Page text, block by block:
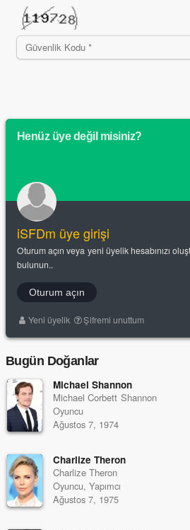
Henüz üye değil misiniz?
iSFDm üye girişi
Oturum açın veya yeni üyelik hesabınızı
bulunun..
Oturum açın
Yeni üyelik Şifremi unuttum
Bugün Doğanlar
Michael Shannon
Michael Corbett Shannon
Oyuncu
Ağustos 7, 1974
Charlize Theron
Charlize Theron
Oyuncu, Yapımcı
Ağustos 7, 1975